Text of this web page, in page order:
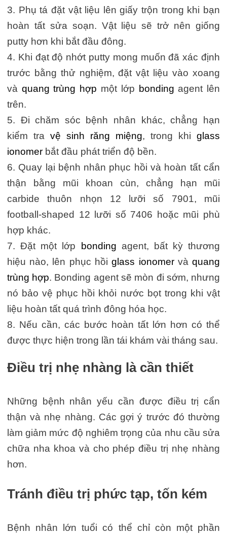
3. Phụ tá đặt vật liệu lên giấy trộn trong khi bạn
hoàn tất sửa soạn. Vật liệu sẽ trở nên giống
putty hơn khi bắt đầu đông.
4. Khi đạt độ nhớt putty mong muốn đã xác định
trước bằng thử nghiệm, đặt vật liệu vào xoang
và quang trùng hợp một lớp bonding agent lên
trên.
5. Đi chăm sóc bệnh nhân khác, chẳng hạn
kiểm tra vệ sinh răng miệng, trong khiglass
ionomerbắt đầu phát triển độ bền.
6. Quay lại bệnh nhân phục hồi và hoàn tất cẩn
thận bằng mũi khoan cùn, chẳng hạn mũi
carbide thuôn nhọn 12 lưỡi số 7901, mũi
football-shaped 12 lưỡi số 7406 hoặc mũi phù
hợp khác.
7. Đặt một lớp bonding agent, bất kỳ thương
hiệu nào, lên phục hồiglass ionomervàquang
trùng hợp. Bonding agent sẽ mòn đi sớm, nhưng
nó bảo vệ phục hồi khỏi nước bọt trong khi vật
liệu hoàn tất quá trình đông hóa học.
8. Nếu cần, các bước hoàn tất lớn hơn có thể
được thực hiện trong lần tái khám vài tháng sau.
Điều trị nhẹ nhàng là cần thiết
Những bệnh nhân yếu cần được điều trị cẩn
thận và nhẹ nhàng. Các gợi ý trước đó thường
làm giảm mức độ nghiêm trọng của nhu cầu sửa
chữa nha khoa và cho phép điều trị nhẹ nhàng
hơn.
Tránh điều trị phức tạp, tốn kém
Bệnh nhân lớn tuổi có thể chỉ còn một phần